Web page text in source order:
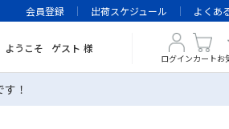
会員登録 出荷スケジュール よくあ
ようこそ ゲスト 様
ログインカートお
！